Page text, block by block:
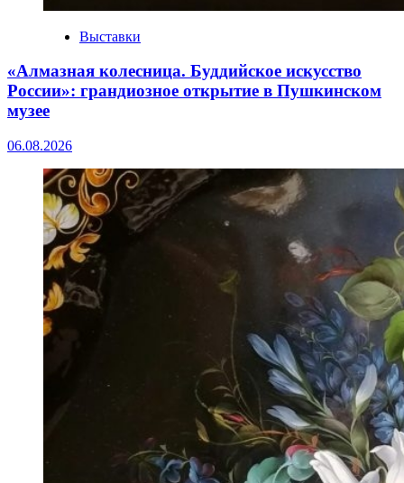
Выставки
«Алмазная колесница. Буддийское искусство
России»: грандиозное открытие в Пушкинском
музее
06.08.2026